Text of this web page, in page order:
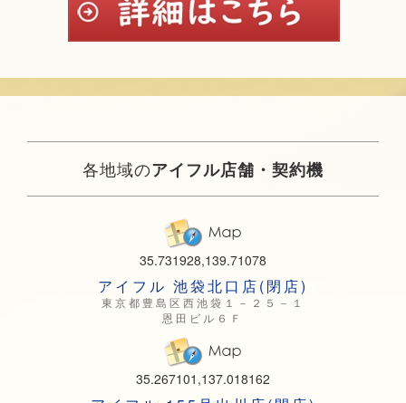
各地域のアイフル店舗・契約機
35.731928,139.71078
アイフル 池袋北口店(閉店)
東京都豊島区西池袋１－２５－１
恩田ビル６Ｆ
35.267101,137.018162